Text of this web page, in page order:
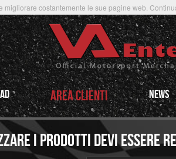
AREA CLIENTI NEWS
i prodotti devi essere
costantemente le sue pagine web.